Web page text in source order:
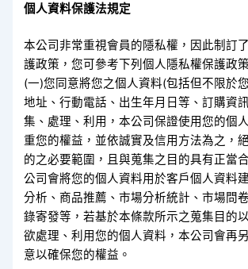
個人資料保護法規定
本公司非常重視會員的隱私權，因此制訂
護政策，您可參考下列個人隱私權保護政
(一)您同意將您之個人資料(包括但不限於
地址、行動電話、出生年月日等、訂購資
集、處理、利用，本公司保證使用您的個
重您的權益，並依誠實及信用方法為之，
的之必要範圍，且與蒐集之目的具有正當
公司會將您的個人資料用於客戶個人資料
分析、商品推薦、市場分析統計、市場問
錄寄發等，若基於本條款所示之蒐集目的
欲處理、利用您的個人資料，本公司會再
意以確保您的權益。